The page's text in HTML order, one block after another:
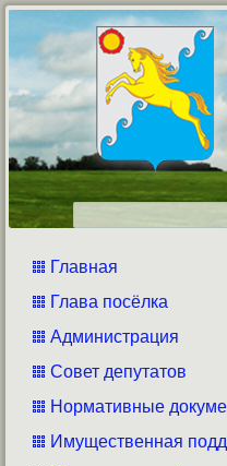
Главная
Глава посёлка
Администрация
Совет депутатов
Нормативные
Имущественная